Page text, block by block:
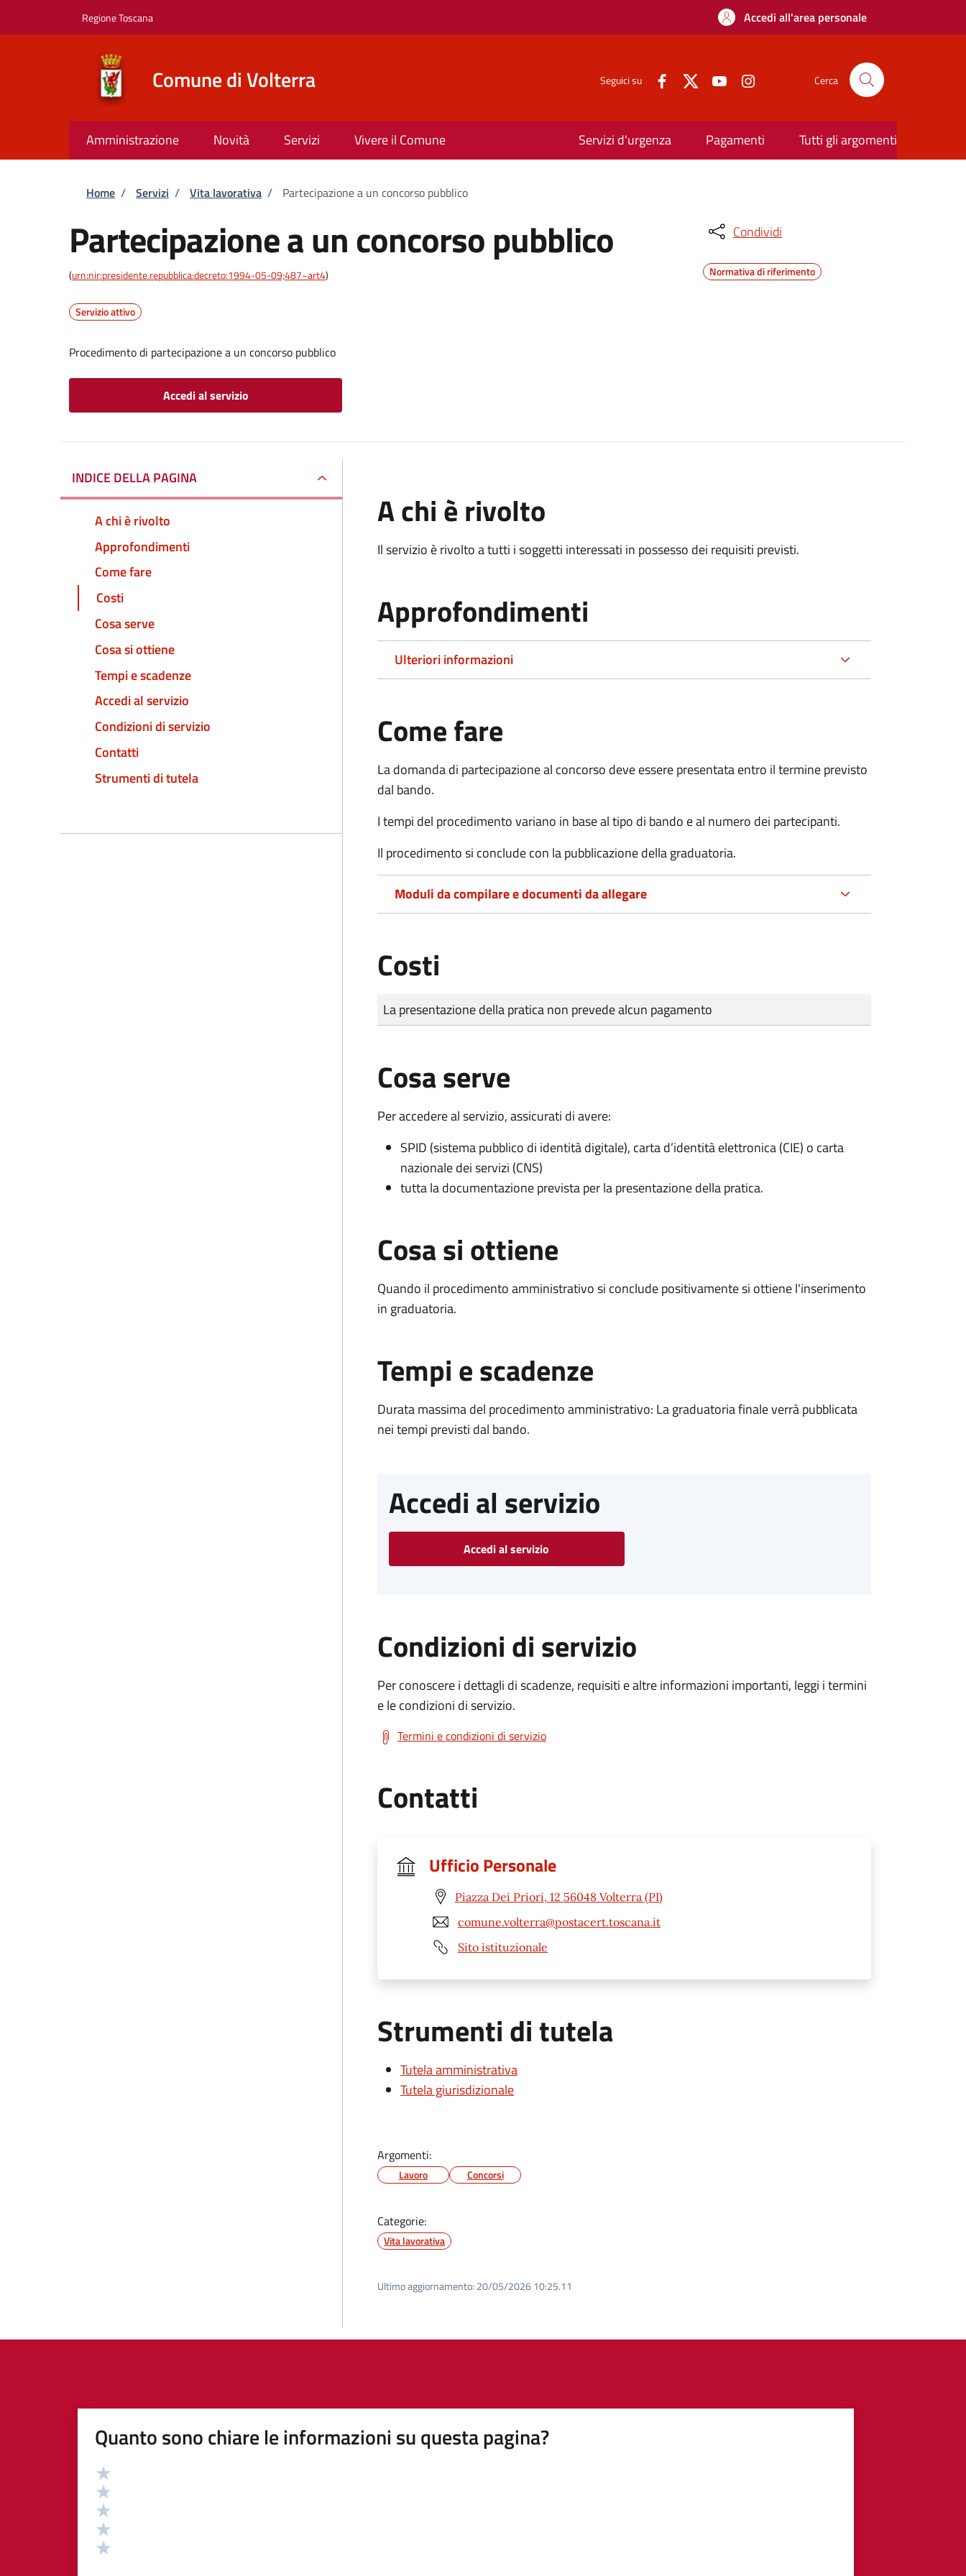
Regione Toscana Accedi all'area personale
Comune di Volterra Seguici su Cerca
Amministrazione Novità Servizi Vivere il Comune Servizi d'urgenza Pagamenti Tutti gli argomenti
Briciole di pane
Home / Servizi / Vita lavorativa / Partecipazione a un concorso pubblico
Partecipazione a un concorso pubblico
(urn:nir:presidente.repubblica:decreto:1994-05-09;487~art4)
Servizio attivo
Procedimento di partecipazione a un concorso pubblico
Accedi al servizio
Condividi
Normativa di riferimento
INDICE DELLA PAGINA
A chi è rivolto
Approfondimenti
Come fare
Costi
Cosa serve
Cosa si ottiene
Tempi e scadenze
Accedi al servizio
Condizioni di servizio
Contatti
Strumenti di tutela
A chi è rivolto
Il servizio è rivolto a tutti i soggetti interessati in possesso dei requisiti previsti.
Approfondimenti
Ulteriori informazioni
Come fare
La domanda di partecipazione al concorso deve essere presentata entro il termine previsto
dal bando.
I tempi del procedimento variano in base al tipo di bando e al numero dei partecipanti.
Il procedimento si conclude con la pubblicazione della graduatoria.
Moduli da compilare e documenti da allegare
Costi
Tipo di pagamento
Importo
La presentazione della pratica non prevede alcun pagamento
Cosa serve
Per accedere al servizio, assicurati di avere:
SPID (sistema pubblico di identità digitale), carta d’identità elettronica (CIE) o carta
nazionale dei servizi (CNS)
tutta la documentazione prevista per la presentazione della pratica.
Cosa si ottiene
Quando il procedimento amministrativo si conclude positivamente si ottiene l'inserimento
in graduatoria.
Tempi e scadenze
Durata massima del procedimento amministrativo: La graduatoria finale verrà pubblicata
nei tempi previsti dal bando.
Accedi al servizio
Accedi al servizio
Condizioni di servizio
Per conoscere i dettagli di scadenze, requisiti e altre informazioni importanti, leggi i termini
e le condizioni di servizio.
Termini e condizioni di servizio
Contatti
Ufficio Personale
Piazza Dei Priori, 12 56048 Volterra (PI)
comune.volterra@postacert.toscana.it
Sito istituzionale
Strumenti di tutela
Tutela amministrativa
Tutela giurisdizionale
Argomenti:
Lavoro Concorsi
Categorie:
Vita lavorativa
Ultimo aggiornamento: 20/05/2026 10:25.11
Quanto sono chiare le informazioni su questa pagina?
Valutazione